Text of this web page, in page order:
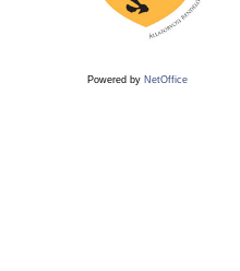
Powered by NetOffice